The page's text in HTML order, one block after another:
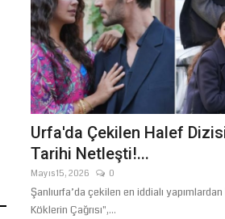
Urfa'da Çekilen Halef
Tarihi Netleşti!...
Mayıs 15, 2026 0
Şanlıurfa’da çekilen en iddialı
Köklerin Çağrısı",...